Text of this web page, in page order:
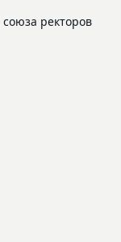
союза ректоров